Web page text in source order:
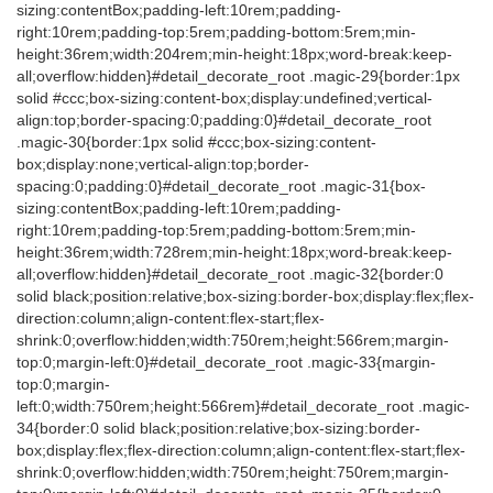
sizing:contentBox;padding-left:10rem;padding-
right:10rem;padding-top:5rem;padding-bottom:5rem;min-
height:36rem;width:204rem;min-height:18px;word-break:keep-
all;overflow:hidden}#detail_decorate_root .magic-29{border:1px
solid #ccc;box-sizing:content-box;display:undefined;vertical-
align:top;border-spacing:0;padding:0}#detail_decorate_root
.magic-30{border:1px solid #ccc;box-sizing:content-
box;display:none;vertical-align:top;border-
spacing:0;padding:0}#detail_decorate_root .magic-31{box-
sizing:contentBox;padding-left:10rem;padding-
right:10rem;padding-top:5rem;padding-bottom:5rem;min-
height:36rem;width:728rem;min-height:18px;word-break:keep-
all;overflow:hidden}#detail_decorate_root .magic-32{border:0
solid black;position:relative;box-sizing:border-box;display:flex;flex-
direction:column;align-content:flex-start;flex-
shrink:0;overflow:hidden;width:750rem;height:566rem;margin-
top:0;margin-left:0}#detail_decorate_root .magic-33{margin-
top:0;margin-
left:0;width:750rem;height:566rem}#detail_decorate_root .magic-
34{border:0 solid black;position:relative;box-sizing:border-
box;display:flex;flex-direction:column;align-content:flex-start;flex-
shrink:0;overflow:hidden;width:750rem;height:750rem;margin-